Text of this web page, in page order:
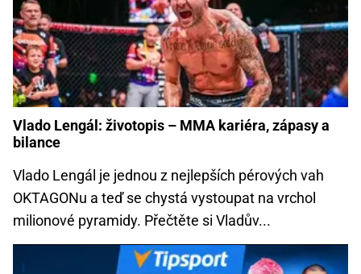
Vlado Lengál: životopis – MMA kariéra, zápasy a
bilance
Vlado Lengál je jednou z nejlepších pérových vah
OKTAGONu a teď se chystá vystoupat na vrchol
milionové pyramidy. Přečtěte si Vladův...